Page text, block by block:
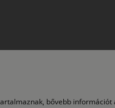
bővebb információt